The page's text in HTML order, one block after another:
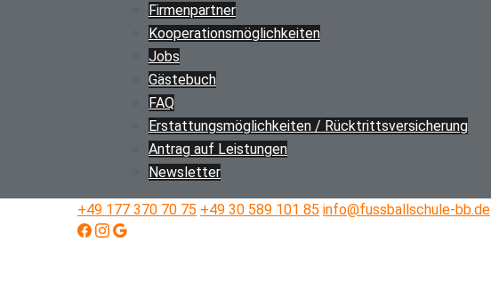
Firmenpartner
Kooperations­möglichkeiten
Jobs
Gästebuch
FAQ
Erstattungs­­möglichkeiten / Rücktritts­versicherung
Antrag auf Leistungen
Newsletter
+49 177 370 70 75 +49 30 589 101 85 info@fussballschule-bb.de